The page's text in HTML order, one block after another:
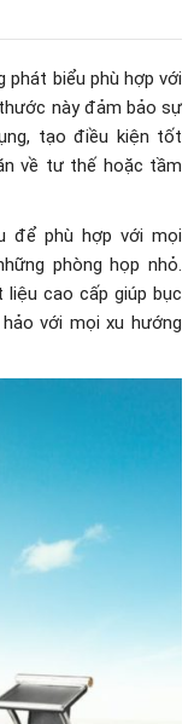
phát biểu phù hợp với
này đảm bảo sự
tạo điều kiện tốt
về tư thế hoặc tầm
để phù hợp với mọi
phòng họp nhỏ.
cao cấp giúp bục
với mọi xu hướng